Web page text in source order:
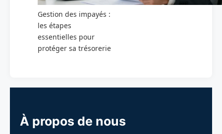
Gestion des impayés :
les étapes
essentielles pour
protéger sa trésorerie
À propos de nous